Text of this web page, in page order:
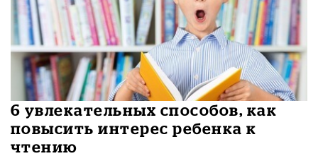
6 увлекательных способов, как
повысить интерес ребенка к
чтению